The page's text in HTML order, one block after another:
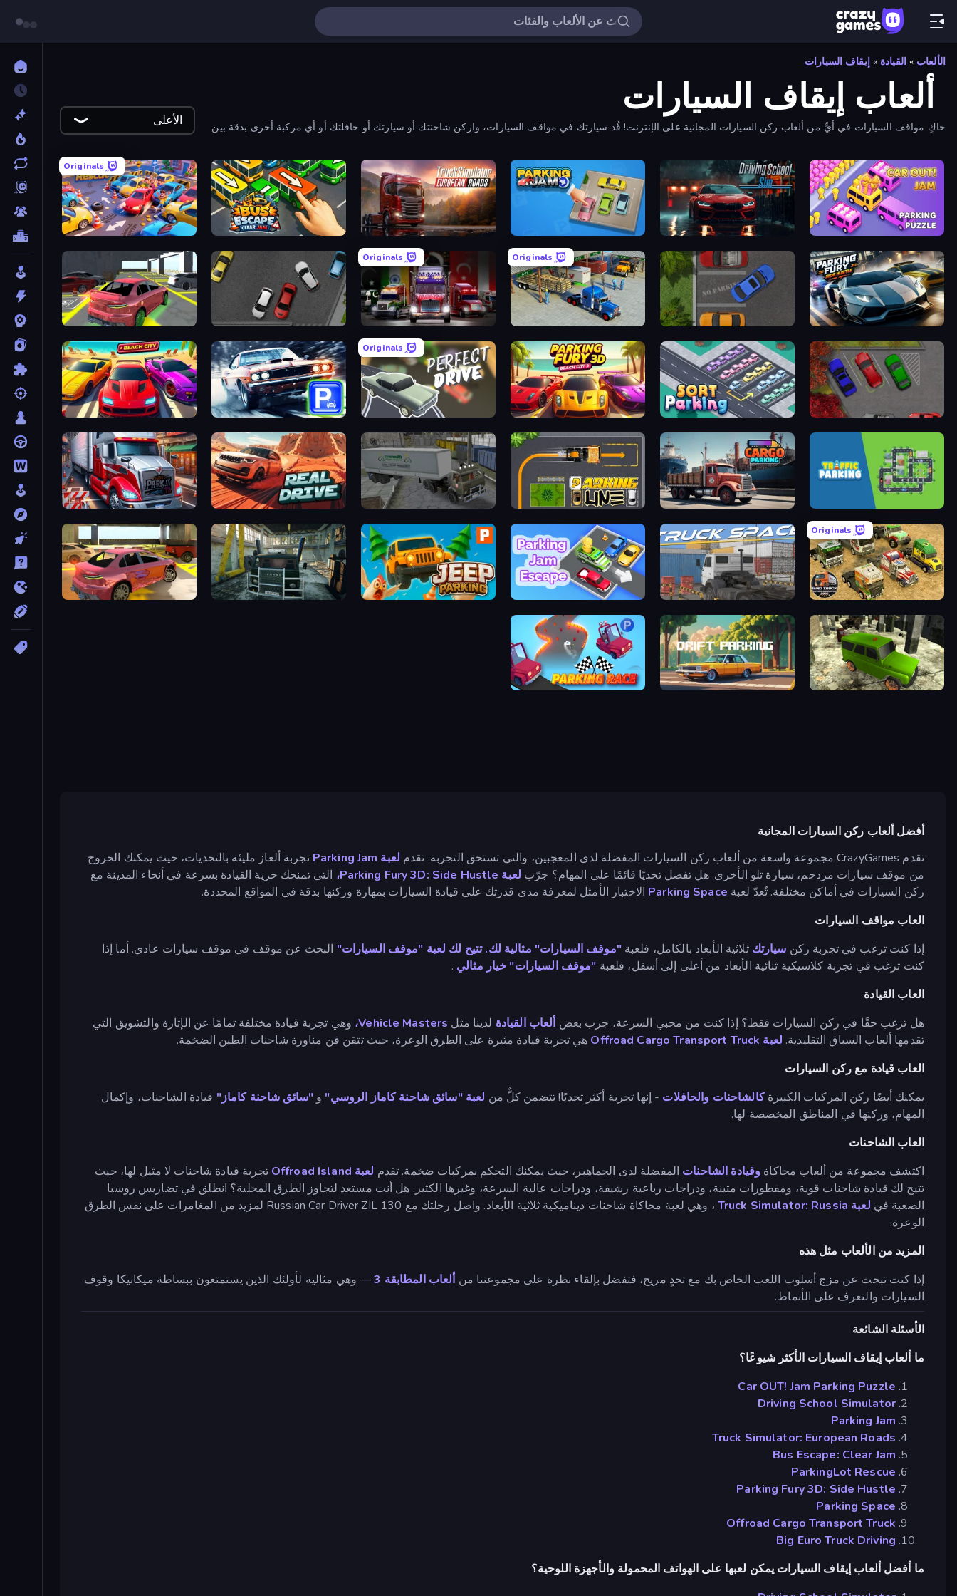
الألعاب » القيادة » إيقاف السيارات
ألعاب إيقاف السيارات
حاكِ مواقف السيارات في أيٍّ من ألعاب ركن السيارات المجانية على الإنترنت! قُد سيارتك في مواقف السيارات، واركن شاحنتك أو سيارتك أو حافلتك أو أي مركبة أخرى بدقة بين
الأعلى
Car OUT! Jam Parking Puzzle
Driving School Simulator
Parking Jam
Truck Simulator: European Roads
Bus Escape: Clear Jam
Originals
ParkingLot Rescue
Parking Fury 3D: Side Hustle
Parking Space
Originals
Offroad Cargo Transport Truck
Originals
Big Euro Truck Driving
Time to Park
Garage Parking
OK Parking
Sort Parking
Parking Fury 3D: Beach City 2
Originals
Perfect Drive
Real Car Parking
Parking Fury 3D: Beach City
Traffic Parking
Cargo Truck Parking
Parking Line
Russian Kamaz Truck Driver
Real Drive 3D Parking Games
Just Park It 12
Originals
Euro Truck Driving Simulator 2025
Truck Space
Parking Jam Escape
Jeep Parking 3D
Kamaz Truck Driver
3D Underground Car Parking
Russian UAZ 4x4 Driving Simulator
Drift Parking
Parking Race: Drift Master
أفضل ألعاب ركن السيارات المجانية
تقدم CrazyGames مجموعة واسعة من ألعاب ركن السيارات المفضلة لدى المعجبين، والتي تستحق التجربة. تقدم
لعبة Parking Jam
تجربة ألغاز مليئة بالتحديات، حيث يمكنك الخروج
من موقف سيارات مزدحم، سيارة تلو الأخرى. هل تفضل تحديًا قائمًا على المهام؟ جرّب لعبة Parking Fury 3D: Side Hustle،
التي تمنحك حرية القيادة بسرعة في أنحاء المدينة مع
ركن السيارات في أماكن مختلفة. تُعدّ لعبة Parking Space الاختبار الأمثل لمعرفة مدى قدرتك على قيادة السيارات بمهارة وركنها بدقة في المواقع المحددة.
العاب مواقف السيارات
إذا كنت ترغب في تجربة ركن سيارتك ثلاثية الأبعاد بالكامل، فلعبة"موقف السيارات" مثالية لك. تتيح لك لعبة "موقف السيارات" البحث عن موقف في موقف سيارات عادي. أما إذا
كنت ترغب في تجربة كلاسيكية ثنائية الأبعاد من أعلى إلى أسفل، فلعبة "موقف السيارات" خيار مثالي .
العاب القيادة
هل ترغب حقًا في ركن السيارات فقط؟ إذا كنت من محبي السرعة، جرب بعض ألعاب القيادة لدينا مثل Vehicle Masters، وهي تجربة قيادة مختلفة تمامًا عن الإثارة والتشويق التي
تقدمها ألعاب السباق التقليدية. لعبة Offroad Cargo Transport Truck
هي تجربة قيادة مثيرة على الطرق الوعرة، حيث تتقن فن مناورة شاحنات الطين الضخمة.
العاب قيادة مع ركن السيارات
يمكنك أيضًا ركن المركبات الكبيرةكالشاحنات والحافلات - إنها تجربة أكثر تحديًا! تتضمن كلٌّ من لعبة "سائق شاحنة كاماز الروسي" و "سائق شاحنة كاماز" قيادة الشاحنات، وإكمال
المهام، وركنها في المناطق المخصصة لها.
العاب الشاحنات
اكتشف مجموعة من ألعاب محاكاة وقيادة الشاحنات المفضلة لدى الجماهير، حيث يمكنك التحكم بمركبات ضخمة. تقدم لعبة Offroad Island
تجربة قيادة شاحنات لا مثيل لها، حيث
تتيح لك قيادة شاحنات قوية، ومقطورات متينة، ودراجات رباعية رشيقة، ودراجات عالية السرعة، وغيرها الكثير. هل أنت مستعد لتجاوز الطرق المحلية؟ انطلق في تضاريس روسيا
الصعبة في لعبة Truck Simulator: Russia
، وهي لعبة محاكاة شاحنات ديناميكية ثلاثية الأبعاد. واصل رحلتك مع Russian Car Driver ZIL 130 لمزيد من المغامرات على نفس الطرق
الوعرة.
المزيد من الألعاب مثل هذه
إذا كنت تبحث عن مزج أسلوب اللعب الخاص بك مع تحدٍ مريح، فتفضل بإلقاء نظرة على مجموعتنا من ألعاب المطابقة 3
— وهي مثالية لأولئك الذين يستمتعون ببساطة ميكانيكا وقوف
السيارات والتعرف على الأنماط.
الأسئلة الشائعة
ما ألعاب إيقاف السيارات الأكثر شيوعًا؟
Car OUT! Jam Parking Puzzle
Driving School Simulator
Parking Jam
Truck Simulator: European Roads
Bus Escape: Clear Jam
ParkingLot Rescue
Parking Fury 3D: Side Hustle
Parking Space
Offroad Cargo Transport Truck
Big Euro Truck Driving
ما أفضل ألعاب إيقاف السيارات يمكن لعبها على الهواتف المحمولة والأجهزة اللوحية؟